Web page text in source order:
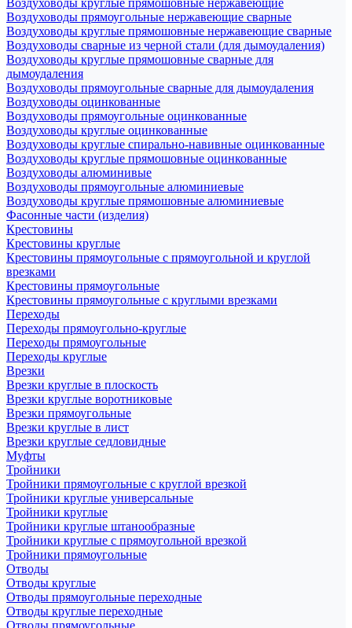
Воздуховоды круглые прямошовные нержавеющие
Воздуховоды прямоугольные нержавеющие сварные
Воздуховоды круглые прямошовные нержавеющие сварные
Воздуховоды сварные из черной стали (для дымоудаления)
Воздуховоды круглые прямошовные сварные для
дымоудаления
Воздуховоды прямоугольные сварные для дымоудаления
Воздуховоды оцинкованные
Воздуховоды прямоугольные оцинкованные
Воздуховоды круглые оцинкованные
Воздуховоды круглые спирально-навивные оцинкованные
Воздуховоды круглые прямошовные оцинкованные
Воздуховоды алюминивые
Воздуховоды прямоугольные алюминиевые
Воздуховоды круглые прямошовные алюминиевые
Фасонные части (изделия)
Крестовины
Крестовины круглые
Крестовины прямоугольные с прямоугольной и круглой
врезками
Крестовины прямоугольные
Крестовины прямоугольные с круглыми врезками
Переходы
Переходы прямоугольно-круглые
Переходы прямоугольные
Переходы круглые
Врезки
Врезки круглые в плоскость
Врезки круглые воротниковые
Врезки прямоугольные
Врезки круглые в лист
Врезки круглые седловидные
Муфты
Тройники
Тройники прямоугольные с круглой врезкой
Тройники круглые универсальные
Тройники круглые
Тройники круглые штанообразные
Тройники круглые с прямоугольной врезкой
Тройники прямоугольные
Отводы
Отводы круглые
Отводы прямоугольные переходные
Отводы круглые переходные
Отводы прямоугольные